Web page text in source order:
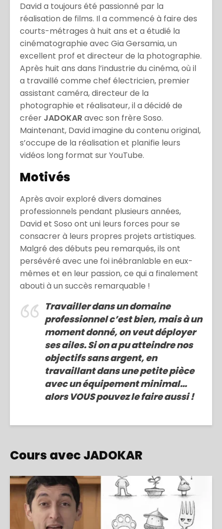
David a toujours été passionné par la
réalisation de films. Il a commencé à faire des
courts-métrages à huit ans et a étudié la
cinématographie avec Gia Gersamia, un
excellent prof et directeur de la photographie.
Après huit ans dans l’industrie du cinéma, où il
a travaillé comme chef électricien, premier
assistant caméra, directeur de la
photographie et réalisateur, il a décidé de
créer JADOKARavec son frère Soso.
Maintenant, David imagine du contenu original,
s’occupe de la réalisation et planifie leurs
vidéos long format sur YouTube.
Motivés
Après avoir exploré divers domaines
professionnels pendant plusieurs années,
David et Soso ont uni leurs forces pour se
consacrer à leurs propres projets artistiques.
Malgré des débuts peu remarqués, ils ont
persévéré avec une foi inébranlable en eux-
mêmes et en leur passion, ce qui a finalement
abouti à un succès remarquable !
Travailler dans un domaine
professionnel c’est bien, mais à un
moment donné, on veut déployer
ses ailes. Si on a pu atteindre nos
objectifs sans argent, en
travaillant dans une petite pièce
avec un équipement minimal…
alors VOUS pouvez le faire aussi !
Cours avec JADOKAR